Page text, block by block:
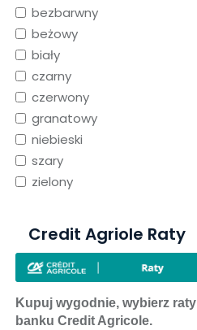
bezbarwny
beżowy
biały
czarny
czerwony
granatowy
niebieski
szary
zielony
Credit Agriole Raty
Kupuj wygodnie, wybierz raty
banku Credit Agricole.